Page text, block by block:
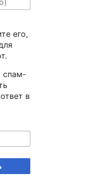
его,
спам-
в